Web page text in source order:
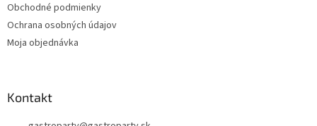
Obchodné podmienky
Ochrana osobných údajov
Moja objednávka
Kontakt